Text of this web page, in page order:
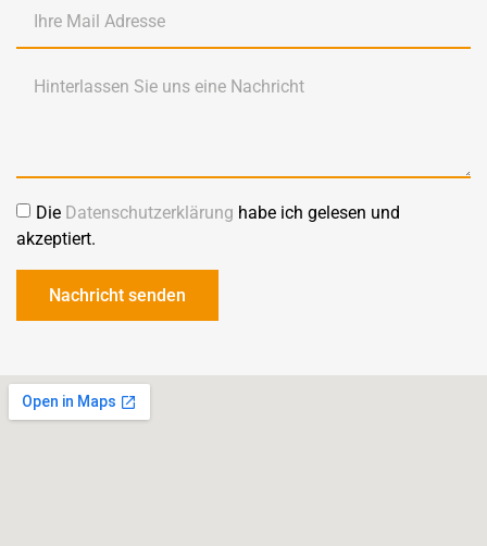
Die Datenschutzerklärung habe ich gelesen und
akzeptiert.
Nachricht senden